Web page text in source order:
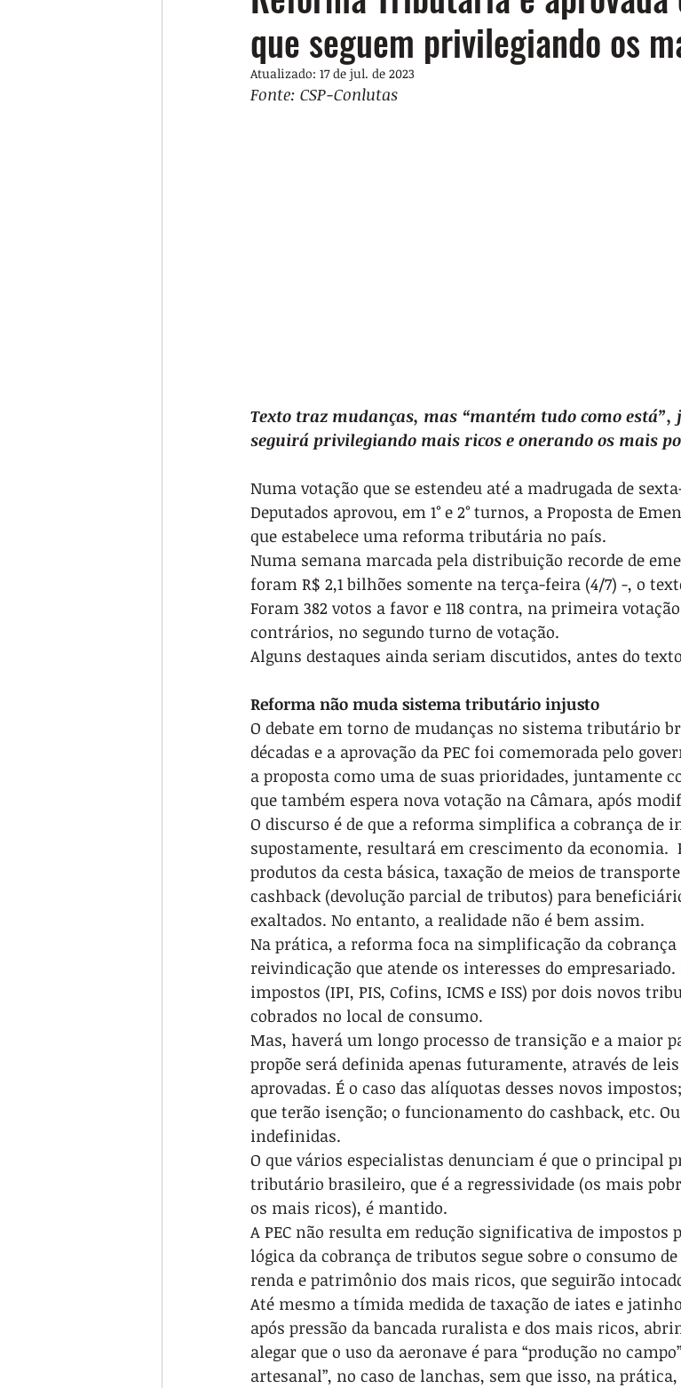
que seguem privilegiando os
Atualizado: 17 de jul. de 2023
Fonte: CSP-Conlutas
Texto traz mudanças, mas “mantém tudo como está”,
seguirá privilegiando mais ricos e onerando os mais
Numa votação que se estendeu até a madrugada de
Deputados aprovou, em 1° e 2° turnos, a Proposta de
que estabelece uma reforma tributária no país.
Numa semana marcada pela distribuição recorde de
foram R$ 2,1 bilhões somente na terça-feira (4/7) -, o
Foram 382 votos a favor e 118 contra, na primeira
contrários, no segundo turno de votação.
Alguns destaques ainda seriam discutidos, antes do
Reforma não muda sistema tributário injusto
O debate em torno de mudanças no sistema tributário
décadas e a aprovação da PEC foi comemorada pelo
a proposta como uma de suas prioridades, juntamente
que também espera nova votação na Câmara, após
O discurso é de que a reforma simplifica a cobrança de
supostamente, resultará em crescimento da economia.
produtos da cesta básica, taxação de meios de
cashback (devolução parcial de tributos) para
exaltados. No entanto, a realidade não é bem assim.
Na prática, a reforma foca na simplificação da
reivindicação que atende os interesses do
impostos (IPI, PIS, Cofins, ICMS e ISS) por dois novos
cobrados no local de consumo.
Mas, haverá um longo processo de transição e a maior
propõe será definida apenas futuramente, através de
aprovadas. É o caso das alíquotas desses novos
que terão isenção; o funcionamento do cashback, etc.
indefinidas.
O que vários especialistas denunciam é que o principal
tributário brasileiro, que é a regressividade (os mais
os mais ricos), é mantido.
A PEC não resulta em redução significativa de impostos
lógica da cobrança de tributos segue sobre o consumo
renda e patrimônio dos mais ricos, que seguirão
Até mesmo a tímida medida de taxação de iates e
após pressão da bancada ruralista e dos mais ricos,
alegar que o uso da aeronave é para “produção no
artesanal”, no caso de lanchas, sem que isso, na